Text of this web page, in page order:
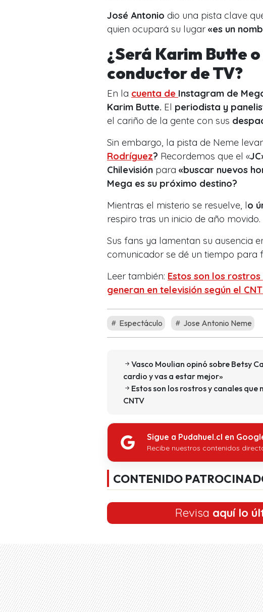
José Antonio dio una pista clave
quien ocupará su lugar «es un
¿Será Karim Butte
conductor de TV?
En la cuenta de Instagram de
Karim Butte. El periodista y
el cariño de la gente con sus
Sin embargo, la pista de Neme
Rodríguez? Recordemos que el «
Chilevisión para «buscar nuevos
Mega es su próximo destino?
Mientras el misterio se resuelve, lo
respiro tras un inicio de año movido.
Sus fans ya lamentan su ausencia
comunicador se dé un tiempo para
Leer también: Estos son los
generan en televisión según el
Espectáculo Jose Antonio Neme
Vasco Moulian opinó sobre Betsy
cardio y vas a estar mejor»
Estos son los rostros y canales
CNTV
Sigue a Pudahuel.cl en
Recibe nuestros contenidos
CONTENIDO
Revisa aquí lo